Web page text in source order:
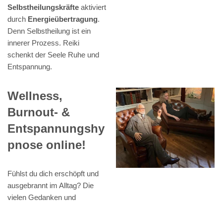
Selbstheilungskräfte aktiviert
durch Energieübertragung.
Denn Selbstheilung ist ein
innerer Prozess. Reiki
schenkt der Seele Ruhe und
Entspannung.
Wellness,
Burnout- &
Entspannungshy
pnose online!
Fühlst du dich erschöpft und
ausgebrannt im Alltag? Die
vielen Gedanken und